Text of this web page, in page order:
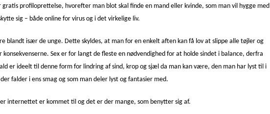
profiloprettelse, hvorefter man blot skal finde en mand eller kvinde, som man vil hygge med
sig – både online for virus og i det virkelige liv.
blandt især de unge. Dette skyldes, at man for en enkelt aften kan få lov at slippe alle tøjler og
Sex er for langt de fleste en nødvendighed for at holde sindet i balance, derfra
er ideelt til denne form for lindring af sind, krop og sjæl da man kan være, den man har lyst til i
falder i ens smag og som man deler lyst og fantasier med.
internettet er kommet til og det er der mange, som benytter sig af.